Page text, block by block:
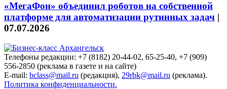
«МегаФон» объединил роботов на собственной
платформе для автоматизации рутинных задач |
07.07.2026
Телефоны редакции: +7 (8182) 20-44-02, 65-25-40, +7 (909)
556-2850 (реклама в газете и на сайте)
E-mail: bclass@mail.ru (редакция), 29rbk@mail.ru (реклама).
Политика конфиденциальности.